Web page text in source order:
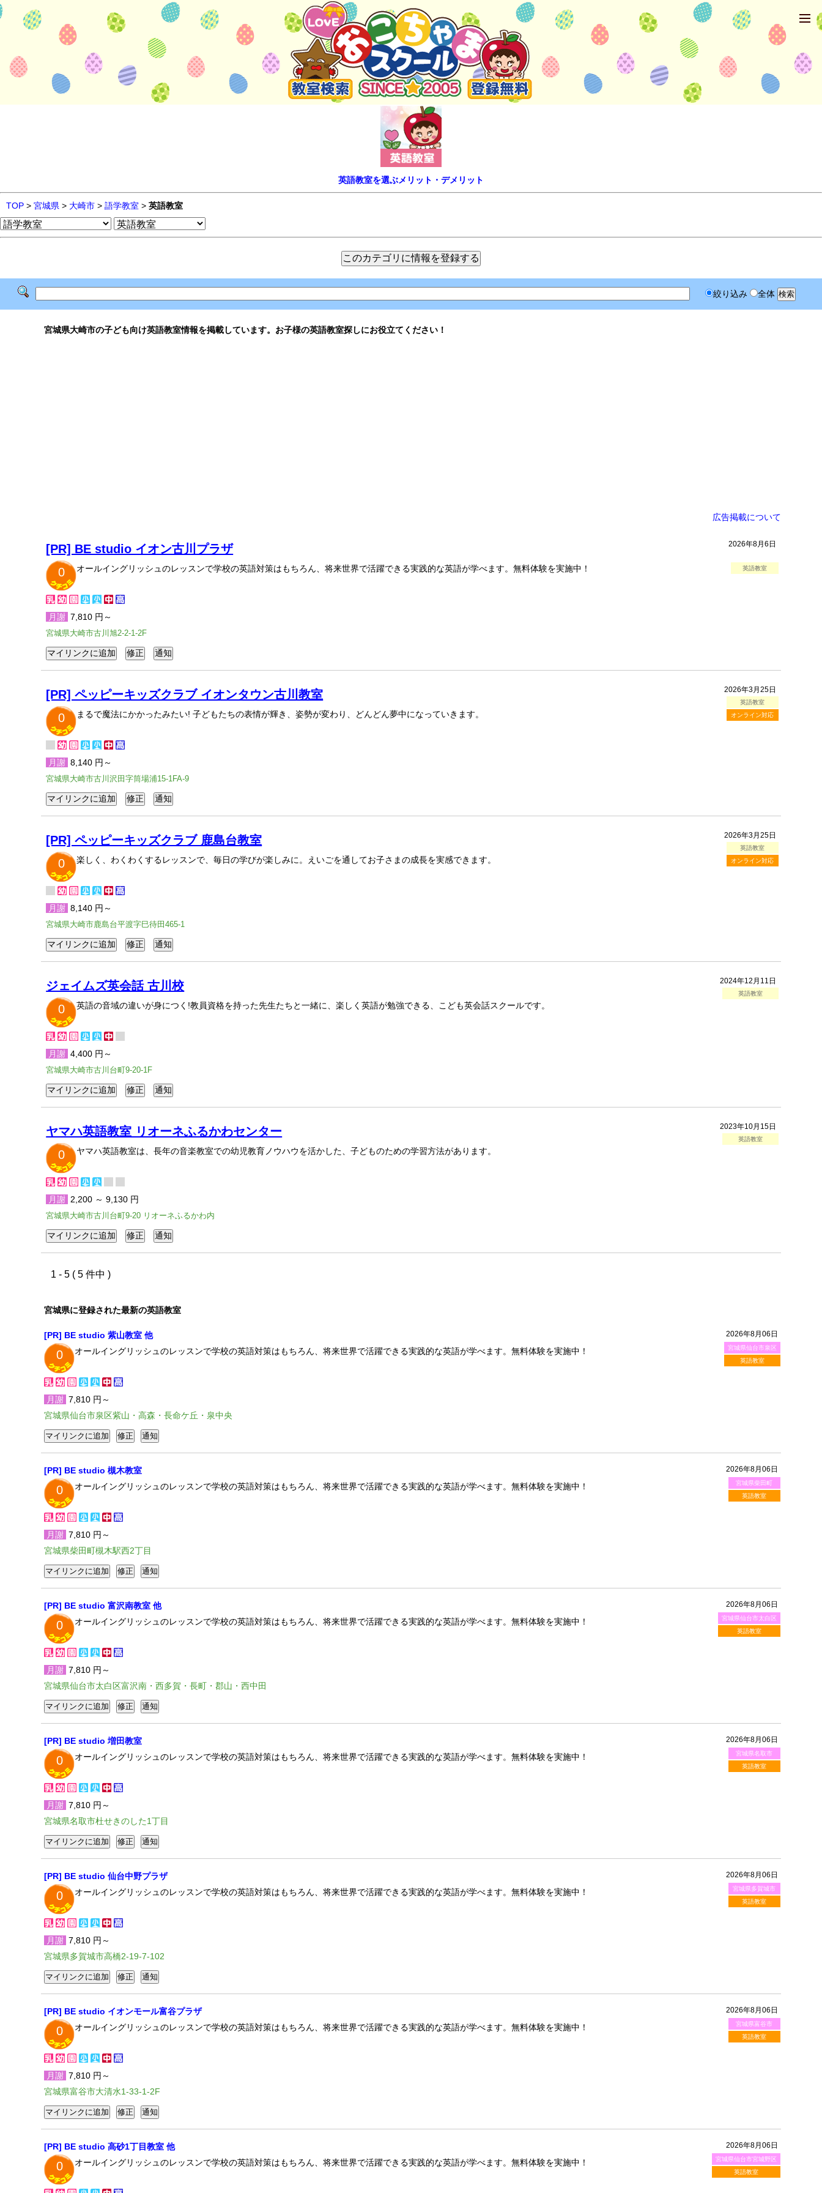
英語教室を選ぶメリット・デメリット
TOP > 宮城県 > 大崎市 > 語学教室 > 英語教室
絞り込み 全体
宮城県大崎市の子ども向け英語教室情報を掲載しています。お子様の英語教室探しにお役立てください！
広告掲載について
2026年8月6日
英語教室
[PR] BE studio イオン古川プラザ
0
オールイングリッシュのレッスンで学校の英語対策はもちろん、将来世界で活躍できる実践的な英語が学べます。無料体験を実施中！
月謝 7,810 円～
宮城県大崎市古川旭2-2-1-2F
2026年3月25日
英語教室
オンライン対応
[PR] ペッピーキッズクラブ イオンタウン古川教室
0
まるで魔法にかかったみたい! 子どもたちの表情が輝き、姿勢が変わり、どんどん夢中になっていきます。
月謝 8,140 円～
宮城県大崎市古川沢田字筒場浦15-1FA-9
2026年3月25日
英語教室
オンライン対応
[PR] ペッピーキッズクラブ 鹿島台教室
0
楽しく、わくわくするレッスンで、毎日の学びが楽しみに。えいごを通してお子さまの成長を実感できます。
月謝 8,140 円～
宮城県大崎市鹿島台平渡字巳待田465-1
2024年12月11日
英語教室
ジェイムズ英会話 古川校
0
英語の音域の違いが身につく!教員資格を持った先生たちと一緒に、楽しく英語が勉強できる、こども英会話スクールです。
月謝 4,400 円～
宮城県大崎市古川台町9-20-1F
2023年10月15日
英語教室
ヤマハ英語教室 リオーネふるかわセンター
0
ヤマハ英語教室は、長年の音楽教室での幼児教育ノウハウを活かした、子どものための学習方法があります。
月謝 2,200 ～ 9,130 円
宮城県大崎市古川台町9-20 リオーネふるかわ内
1 - 5 ( 5 件中 )
宮城県に登録された最新の英語教室
2026年8月06日
宮城県仙台市泉区
英語教室
[PR] BE studio 紫山教室 他
0 オールイングリッシュのレッスンで学校の英語対策はもちろん、将来世界で活躍できる実践的な英語が学べます。無料体験を実施中！
月謝 7,810 円～
宮城県仙台市泉区紫山・高森・長命ケ丘・泉中央
2026年8月06日
宮城県柴田町
英語教室
[PR] BE studio 槻木教室
0 オールイングリッシュのレッスンで学校の英語対策はもちろん、将来世界で活躍できる実践的な英語が学べます。無料体験を実施中！
月謝 7,810 円～
宮城県柴田町槻木駅西2丁目
2026年8月06日
宮城県仙台市太白区
英語教室
[PR] BE studio 富沢南教室 他
0 オールイングリッシュのレッスンで学校の英語対策はもちろん、将来世界で活躍できる実践的な英語が学べます。無料体験を実施中！
月謝 7,810 円～
宮城県仙台市太白区富沢南・西多賀・長町・郡山・西中田
2026年8月06日
宮城県名取市
英語教室
[PR] BE studio 増田教室
0 オールイングリッシュのレッスンで学校の英語対策はもちろん、将来世界で活躍できる実践的な英語が学べます。無料体験を実施中！
月謝 7,810 円～
宮城県名取市杜せきのした1丁目
2026年8月06日
宮城県多賀城市
英語教室
[PR] BE studio 仙台中野プラザ
0 オールイングリッシュのレッスンで学校の英語対策はもちろん、将来世界で活躍できる実践的な英語が学べます。無料体験を実施中！
月謝 7,810 円～
宮城県多賀城市高橋2-19-7-102
2026年8月06日
宮城県富谷市
英語教室
[PR] BE studio イオンモール富谷プラザ
0 オールイングリッシュのレッスンで学校の英語対策はもちろん、将来世界で活躍できる実践的な英語が学べます。無料体験を実施中！
月謝 7,810 円～
宮城県富谷市大清水1-33-1-2F
2026年8月06日
宮城県仙台市宮城野区
英語教室
[PR] BE studio 高砂1丁目教室 他
0 オールイングリッシュのレッスンで学校の英語対策はもちろん、将来世界で活躍できる実践的な英語が学べます。無料体験を実施中！